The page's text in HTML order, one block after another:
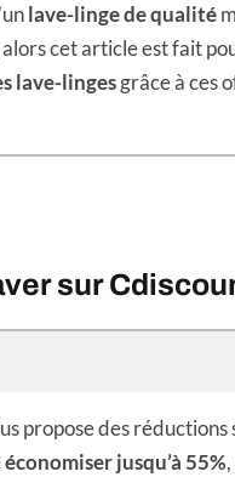
lave-linge de qualité
cet article est fait
lave-lingesgrâce à ces
sur
propose des réductions
économiser jusqu’à 55%